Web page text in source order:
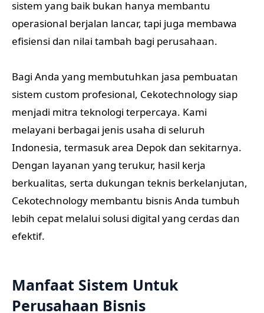
sistem yang baik bukan hanya membantu
operasional berjalan lancar, tapi juga membawa
efisiensi dan nilai tambah bagi perusahaan.
Bagi Anda yang membutuhkan jasa pembuatan
sistem custom profesional, Cekotechnology siap
menjadi mitra teknologi terpercaya. Kami
melayani berbagai jenis usaha di seluruh
Indonesia, termasuk area Depok dan sekitarnya.
Dengan layanan yang terukur, hasil kerja
berkualitas, serta dukungan teknis berkelanjutan,
Cekotechnology membantu bisnis Anda tumbuh
lebih cepat melalui solusi digital yang cerdas dan
efektif.
Manfaat Sistem Untuk
Perusahaan Bisnis